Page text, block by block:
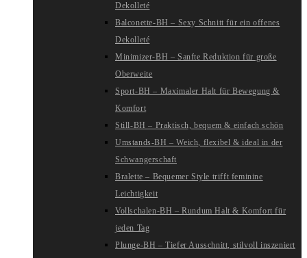
Dekolleté
Balconette-BH – Sexy Schnitt für ein offenes
Dekolleté
Minimizer-BH – Sanfte Reduktion für große
Oberweite
Sport-BH – Maximaler Halt für Bewegung &
Komfort
Still-BH – Praktisch, bequem & einfach schön
Umstands-BH – Weich, flexibel & ideal in der
Schwangerschaft
Bralette – Bequemer Style trifft feminine
Leichtigkeit
Vollschalen-BH – Rundum Halt & Komfort für
jeden Tag
Plunge-BH – Tiefer Ausschnitt, stilvoll inszeniert